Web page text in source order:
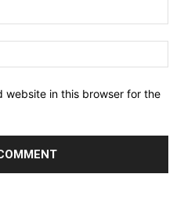
website in this browser for the